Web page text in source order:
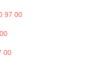
97 00
00